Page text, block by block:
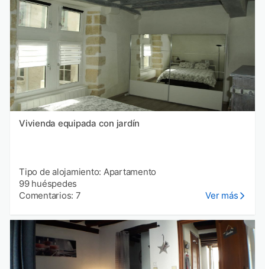
Vivienda equipada con jardín
Tipo de alojamiento: Apartamento
99 huéspedes
Comentarios: 7
Ver más